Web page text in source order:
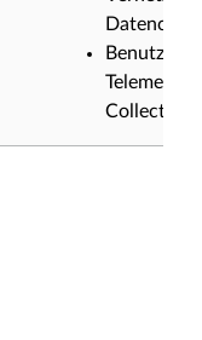
Telemetrie-
Collector